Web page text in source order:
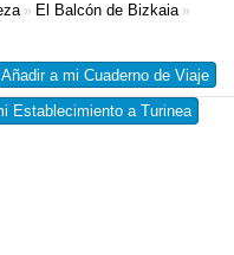
» El Balcón de Bizkaia»
Añadir a mi Cuaderno de Viaje
Establecimiento a Turinea